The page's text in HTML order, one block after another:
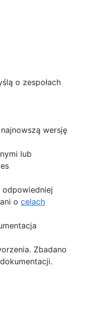
o zespołach
wersję
lub
o celach
Zbadano